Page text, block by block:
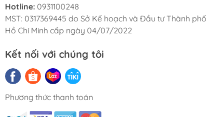
Hotline: 0931100248
MST: 0317369445 do Sở Kế hoạch và Đầu tư Thành phố
Hồ Chí Minh cấp ngày 04/07/2022
Kết nối với chúng tôi
Phương thức thanh toán